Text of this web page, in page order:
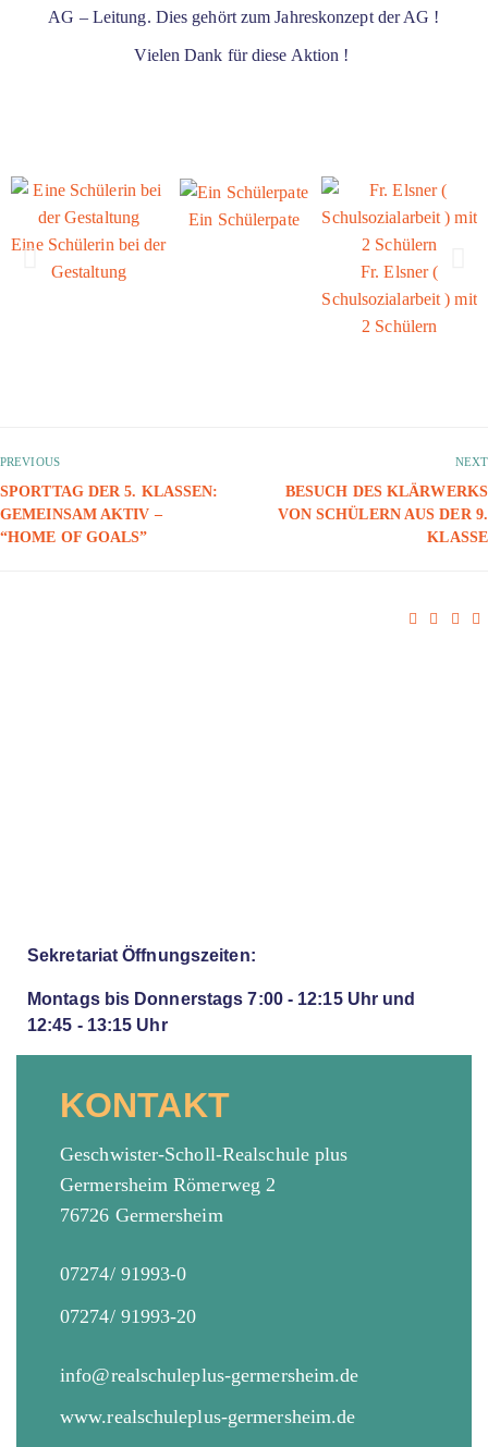
AG – Leitung. Dies gehört zum Jahreskonzept der AG !
Vielen Dank für diese Aktion !
Eine Schülerin bei der
Gestaltung
Ein Schülerpate
Fr. Elsner (
Schulsozialarbeit ) mit
2 Schülern
PREVIOUS
SPORTTAG DER 5. KLASSEN:
GEMEINSAM AKTIV –
“HOME OF GOALS”
NEXT
BESUCH DES KLÄRWERKS
VON SCHÜLERN AUS DER 9.
KLASSE
Sekretariat Öffnungszeiten:
Montags bis Donnerstags 7:00 - 12:15 Uhr und
12:45 - 13:15 Uhr
KONTAKT
Geschwister-Scholl-Realschule plus
Germersheim Römerweg 2
76726 Germersheim
07274/ 91993-0
07274/ 91993-20
info@realschuleplus-germersheim.de
www.realschuleplus-germersheim.de